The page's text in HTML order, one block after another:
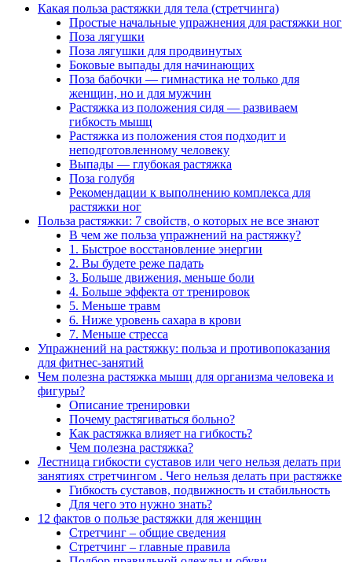
Какая польза растяжки для тела (стретчинга)
Простые начальные упражнения для растяжки ног
Поза лягушки
Поза лягушки для продвинутых
Боковые выпады для начинающих
Поза бабочки — гимнастика не только для
женщин, но и для мужчин
Растяжка из положения сидя — развиваем
гибкость мышц
Растяжка из положения стоя подходит и
неподготовленному человеку
Выпады — глубокая растяжка
Поза голубя
Рекомендации к выполнению комплекса для
растяжки ног
Польза растяжки: 7 свойств, о которых не все знают
В чем же польза упражнений на растяжку?
1. Быстрое восстановление энергии
2. Вы будете реже падать
3. Больше движения, меньше боли
4. Больше эффекта от тренировок
5. Меньше травм
6. Ниже уровень сахара в крови
7. Меньше стресса
Упражнений на растяжку: польза и противопоказания
для фитнес-занятий
Чем полезна растяжка мышц для организма человека и
фигуры?
Описание тренировки
Почему растягиваться больно?
Как растяжка влияет на гибкость?
Чем полезна растяжка?
Лестница гибкости суставов или чего нельзя делать при
занятиях стретчингом . Чего нельзя делать при растяжке
Гибкость суставов, подвижность и стабильность
Для чего это нужно знать?
12 фактов о пользе растяжки для женщин
Стретчинг – общие сведения
Стретчинг – главные правила